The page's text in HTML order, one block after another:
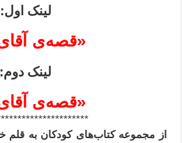
لینک اول:
«قصه‌ی آقای
لینک دوم:
«قصه‌ی آقای
از مجموعه کتاب‌های کودکان به قلم